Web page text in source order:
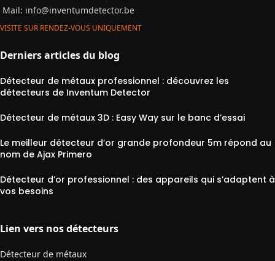
Mail: info@inventumdetector.be
VISITE SUR RENDEZ-VOUS UNIQUEMENT
Derniers articles du blog
Détecteur de métaux professionnel : découvrez les
détecteurs de Inventum Detector
Détecteur de métaux 3D : Easy Way sur le banc d’essai
Le meilleur détecteur d’or grande profondeur 5m répond au
nom de Ajax Primero
Détecteur d’or professionnel : des appareils qui s’adaptent à
vos besoins
Lien vers nos détecteurs
Détecteur de métaux